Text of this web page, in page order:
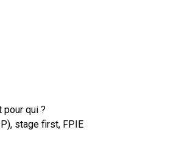
pour qui ?
stage first, FPIE